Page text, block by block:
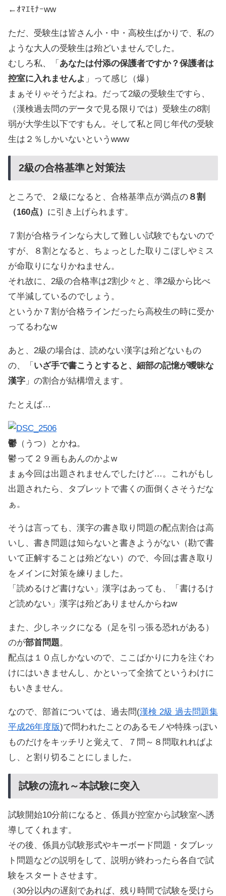
←ｵﾏｴﾓﾅｰww
ただ、受験生は皆さん小・中・高校生ばかりで、私の
ような大人の受験生は殆どいませんでした。
むしろ私、「 あなたは付添の保護者ですか？保護者は
控室に入れませんよ 」って感じ（爆）
まぁそりゃそうだよね。だって2級の受験生ですら、
（漢検過去問のデータで見る限りでは）受験生の8割
弱が大学生以下ですもん。そして私と同じ年代の受験
生は２％しかいないというwww
2級の合格基準と対策法
ところで、２級になると、合格基準点が満点の ８割
（160点） に引き上げられます。
７割が合格ラインなら大して難しい試験でもないので
すが、８割となると、ちょっとした取りこぼしやミス
が命取りになりかねません。
それ故に、2級の合格率は2割少々と、準2級から比べ
て半減しているのでしょう。
というか７割が合格ラインだったら高校生の時に受か
ってるわなw
あと、2級の場合は、読めない漢字は殆どないもの
の、「 いざ手で書こうとすると、細部の記憶が曖昧な
漢字 」の割合が結構増えます。
たとえば…
鬱 （うつ）とかね。
鬱って２９画もあんのかよw
まぁ今回は出題されませんでしたけど…。これがもし
出題されたら、タブレットで書くの面倒くさそうだな
ぁ。
そうは言っても、漢字の書き取り問題の配点割合は高
いし、書き問題は知らないと書きようがない（勘で書
いて正解することは殆どない）ので、今回は書き取り
をメインに対策を練りました。
「読めるけど書けない」漢字はあっても、「書けるけ
ど読めない」漢字は殆どありませんからねw
また、少しネックになる（足を引っ張る恐れがある）
のが部首問題。
配点は１０点しかないので、ここばかりに力を注ぐわ
けにはいきませんし、かといって全捨てというわけに
もいきません。
なので、部首については、過去問(漢検 2級 過去問題集
平成26年度版)で問われたことのあるモノや特殊っぽい
ものだけをキッチリと覚えて、７問～８問取れればよ
し、と割り切ることにしました。
試験の流れ～本試験に突入
試験開始10分前になると、係員が控室から試験室へ誘
導してくれます。
その後、係員が試験形式やキーボード問題・タブレッ
ト問題などの説明をして、説明が終わったら各自で試
験をスタートさせます。
（30分以内の遅刻であれば、残り時間で試験を受けら